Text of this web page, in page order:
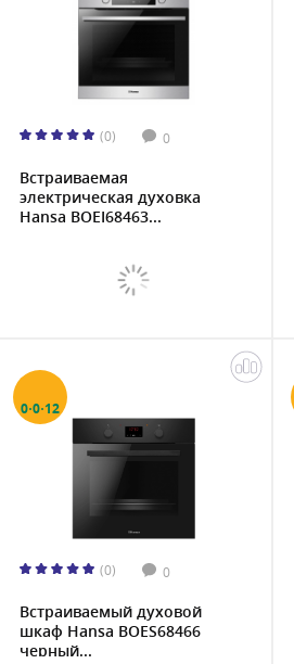
(0) 0
Встраиваемая
электрическая духовка
Hansa BOEI68463...
0·0·12
(0) 0
Встраиваемый духовой
шкаф Hansa BOES68466
черный...